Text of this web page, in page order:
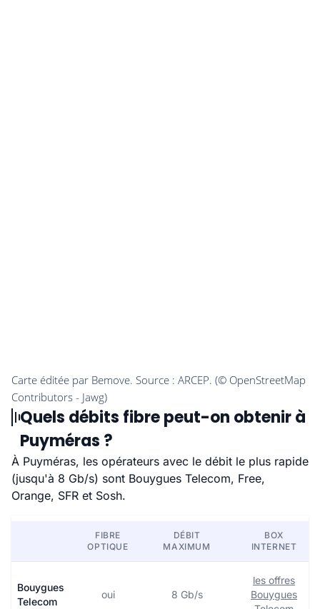
Quels débits fibre peut-on obtenir à
Puyméras ?
À Puyméras, les opérateurs avec le débit le plus rapide
(jusqu'à 8 Gb/s) sont Bouygues Telecom, Free,
Orange, SFR et Sosh.
FIBRE
OPTIQUE
DÉBIT
MAXIMUM
BOX
INTERNET
Bouygues
Telecom
oui 8 Gb/s
les offres
Bouygues